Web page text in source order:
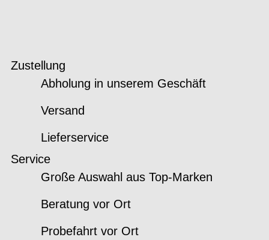
Zustellung
Abholung in unserem Geschäft
Versand
Lieferservice
Service
Große Auswahl aus Top-Marken
Beratung vor Ort
Probefahrt vor Ort